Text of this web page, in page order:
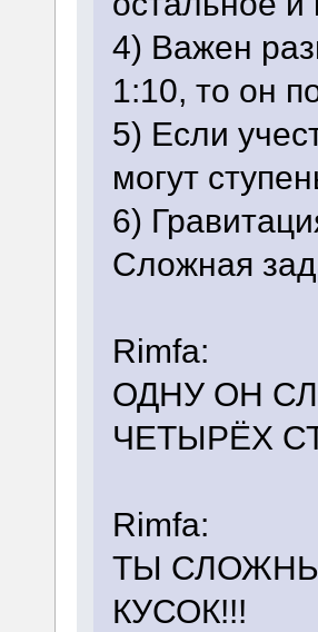
4) Важен
1:10, то он
5) Если
могут
6)
Сложная
Rimfa:
ОДНУ ОН
ЧЕТЫРЁХ
Rimfa:
ТЫ
КУСОК!!!